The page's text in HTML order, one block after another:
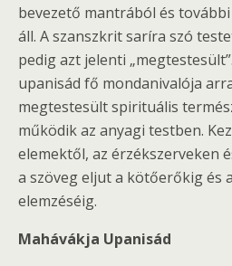
bevezető mantrából és
áll. A szanszkrit saríra szó
pedig azt jelenti
upanisád fő mondanivalója
megtestesült spirituális
működik az anyagi testben.
elemektől, az érzékszerveken
a szöveg eljut a kötőerőkig és
elemzéséig.
Mahávákja Upanisád